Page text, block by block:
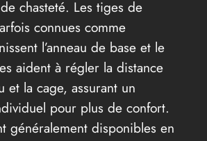
chasteté. Les tiges de
connues comme
l’anneau de base et le
aident à régler la distance
et la cage, assurant un
pour plus de confort.
généralement disponibles en